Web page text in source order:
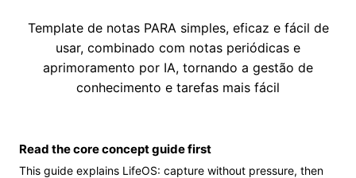
Template de notas PARA simples, eficaz e fácil de
usar, combinado com notas periódicas e
aprimoramento por IA, tornando a gestão de
conhecimento e tarefas mais fácil
Read the core concept guide first
This guide explains LifeOS: capture without pressure, then